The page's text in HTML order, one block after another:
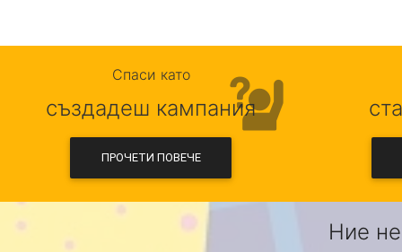
Спаси като
създадеш кампания
ПРОЧЕТИ ПОВЕЧЕ
Ние